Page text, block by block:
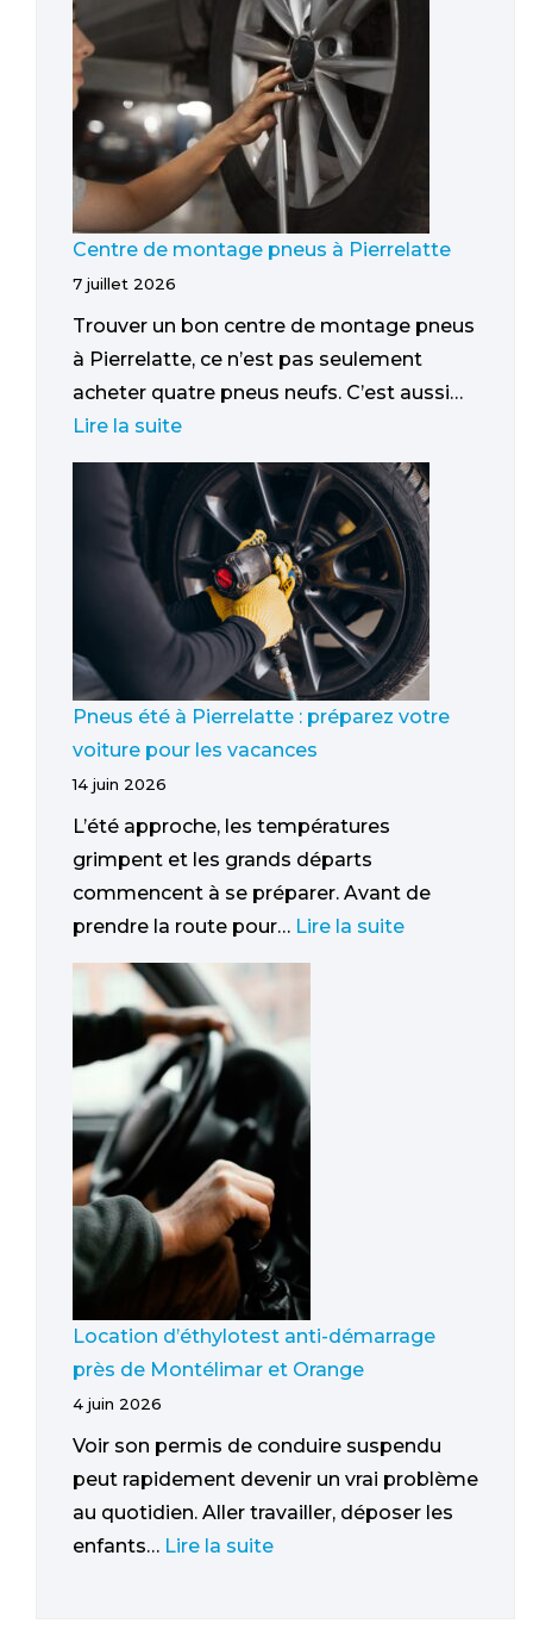
Centre de montage pneus à Pierrelatte
7 juillet 2026
Trouver un bon centre de montage pneus
à Pierrelatte, ce n’est pas seulement
acheter quatre pneus neufs. C’est aussi…
Lire la suite
Pneus été à Pierrelatte : préparez votre
voiture pour les vacances
14 juin 2026
L’été approche, les températures
grimpent et les grands départs
commencent à se préparer. Avant de
prendre la route pour… Lire la suite
Location d’éthylotest anti-démarrage
près de Montélimar et Orange
4 juin 2026
Voir son permis de conduire suspendu
peut rapidement devenir un vrai problème
au quotidien. Aller travailler, déposer les
enfants… Lire la suite